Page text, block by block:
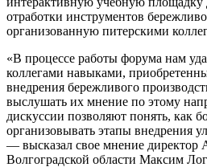
отработки инструментов
организованную питерскими
«В процессе работы форума нам
коллегами навыками,
внедрения бережливого
выслушать их мнение по этому
дискуссии позволяют понять, как
организовывать этапы внедрения
— высказал свое мнение
Волгоградской области Максим